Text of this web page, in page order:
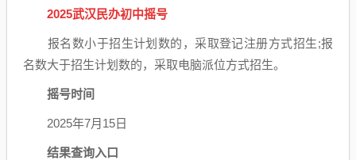
2025武汉民办初中摇号
报名数小于招生计划数的，采取登记注册方式招生;报
名数大于招生计划数的，采取电脑派位方式招生。
摇号时间
2025年7月15日
结果查询入口